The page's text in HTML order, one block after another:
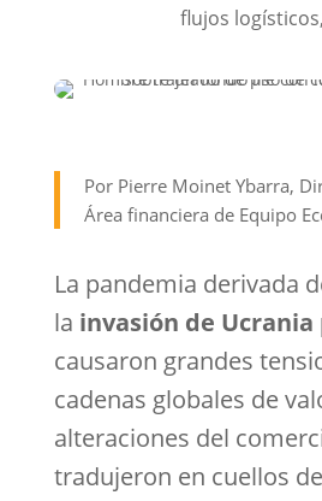
flujos
Por Pierre Moinet Ybarra,
Área financiera de Equipo
La pandemia derivada
la invasión de Ucrania
causaron grandes
cadenas globales de
alteraciones del
tradujeron en cuellos